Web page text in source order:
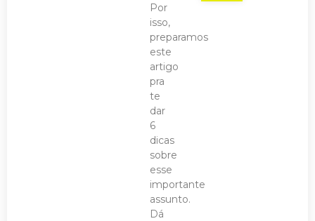
Por
isso,
preparamos
este
artigo
pra
te
dar
6
dicas
sobre
esse
importante
assunto.
Dá